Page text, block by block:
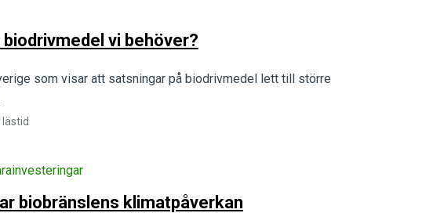
vi behöver?
som visar att satsningar på biodrivmedel lett till större
lästid
biobränslens klimatpåverkan